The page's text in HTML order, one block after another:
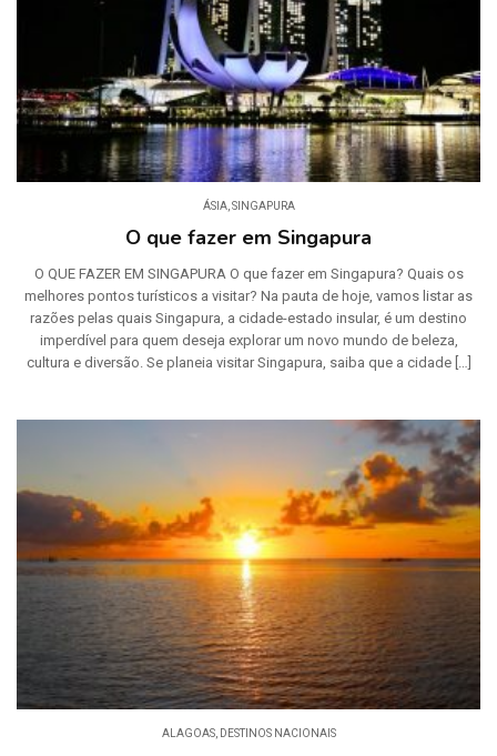
ÁSIA, SINGAPURA
O que fazer em Singapura
O QUE FAZER EM SINGAPURA O que fazer em Singapura? Quais os
melhores pontos turísticos a visitar? Na pauta de hoje, vamos listar as
razões pelas quais Singapura, a cidade-estado insular, é um destino
imperdível para quem deseja explorar um novo mundo de beleza,
cultura e diversão. Se planeia visitar Singapura, saiba que a cidade […]
ALAGOAS, DESTINOS NACIONAIS